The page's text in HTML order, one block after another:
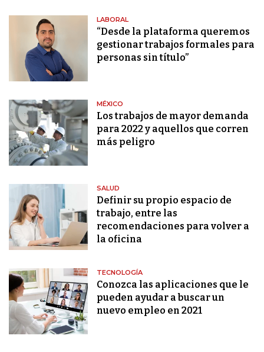
LABORAL
“Desde la plataforma queremos
gestionar trabajos formales para
personas sin título”
MÉXICO
Los trabajos de mayor demanda
para 2022 y aquellos que corren
más peligro
SALUD
Definir su propio espacio de
trabajo, entre las
recomendaciones para volver a
la oficina
TECNOLOGÍA
Conozca las aplicaciones que le
pueden ayudar a buscar un
nuevo empleo en 2021